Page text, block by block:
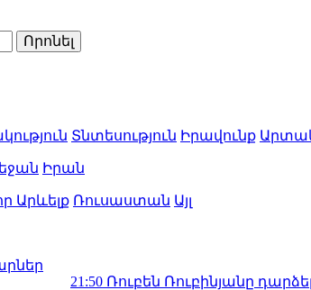
Տնտեսություն Իրավունք
Իրան
Արևելք Ռուսաստան Այլ
Ռուբեն Ռուբինյանը դարձել է